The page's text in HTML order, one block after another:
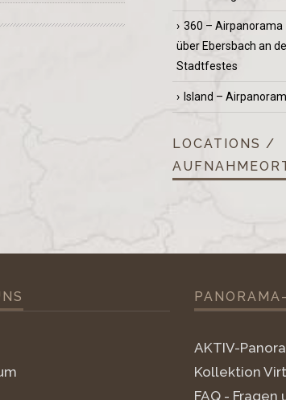
360 –
über Ebersbach an
Stadtfestes
Island –
LOCATIONS /
AKTIV-
Kollektion
FAQ -